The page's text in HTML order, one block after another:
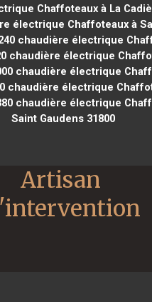
Chaffoteaux à La
électrique Chaffoteaux à
chaudière électrique
chaudière électrique
chaudière électrique
chaudière électrique
chaudière électrique
Saint Gaudens 31800
Artisan